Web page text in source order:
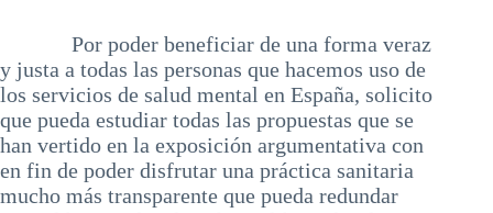
Por poder beneficiar de una forma veraz
y justa a todas las personas que hacemos uso de
los servicios de salud mental en España, solicito
que pueda estudiar todas las propuestas que se
han vertido en la exposición argumentativa con
en fin de poder disfrutar una práctica sanitaria
mucho más transparente que pueda redundar